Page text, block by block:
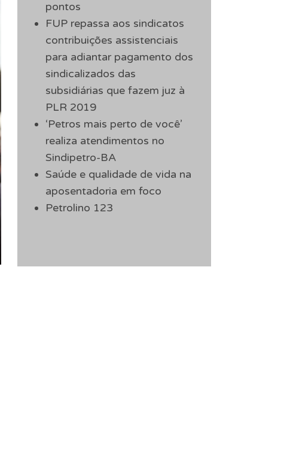
pontos
FUP repassa aos sindicatos
contribuições assistenciais
para adiantar pagamento dos
sindicalizados das
subsidiárias que fazem juz à
PLR 2019
‘Petros mais perto de você’
realiza atendimentos no
Sindipetro-BA
Saúde e qualidade de vida na
aposentadoria em foco
Petrolino 123